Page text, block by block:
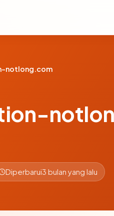
notlong.com
Diperbarui3 bulan yang lalu